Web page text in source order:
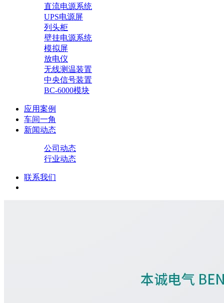
直流电源系统
UPS电源屏
列头柜
壁挂电源系统
模拟屏
放电仪
无线测温装置
中央信号装置
BC-6000模块
应用案例
车间一角
新闻动态
公司动态
行业动态
联系我们